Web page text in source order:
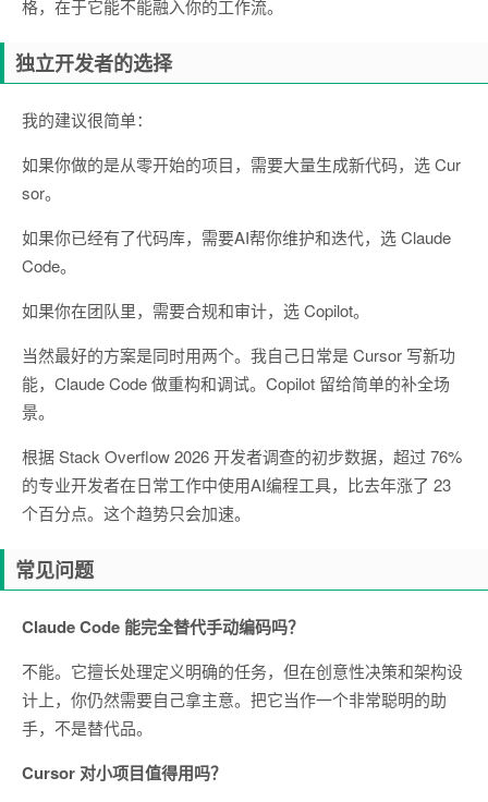
格，在于它能不能融入你的工作流。
独立开发者的选择
我的建议很简单：
如果你做的是从零开始的项目，需要大量生成新代码，选 Cur
sor。
如果你已经有了代码库，需要AI帮你维护和迭代，选 Claude
Code。
如果你在团队里，需要合规和审计，选 Copilot。
当然最好的方案是同时用两个。我自己日常是 Cursor 写新功
能，Claude Code 做重构和调试。Copilot 留给简单的补全场
景。
根据 Stack Overflow 2026 开发者调查的初步数据，超过 76%
的专业开发者在日常工作中使用AI编程工具，比去年涨了 23
个百分点。这个趋势只会加速。
常见问题
Claude Code 能完全替代手动编码吗？
不能。它擅长处理定义明确的任务，但在创意性决策和架构设
计上，你仍然需要自己拿主意。把它当作一个非常聪明的助
手，不是替代品。
Cursor 对小项目值得用吗？